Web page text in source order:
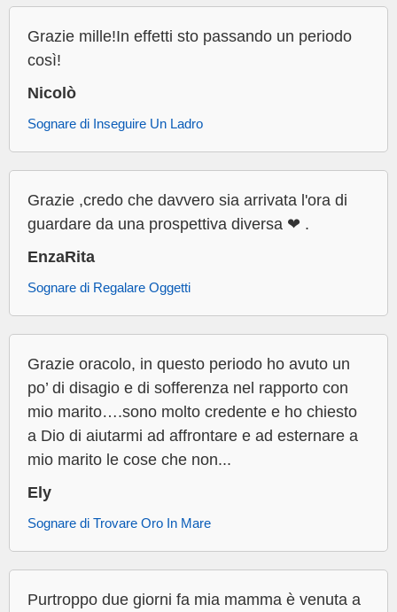
Grazie mille!In effetti sto passando un periodo
così!
Nicolò
Sognare di Inseguire Un Ladro
Grazie ,credo che davvero sia arrivata l'ora di
guardare da una prospettiva diversa ❤ .
EnzaRita
Sognare di Regalare Oggetti
Grazie oracolo, in questo periodo ho avuto un
po’ di disagio e di sofferenza nel rapporto con
mio marito….sono molto credente e ho chiesto
a Dio di aiutarmi ad affrontare e ad esternare a
mio marito le cose che non...
Ely
Sognare di Trovare Oro In Mare
Purtroppo due giorni fa mia mamma è venuta a